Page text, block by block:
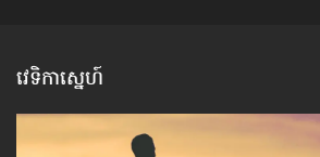
វេទិកាស្នេហ៍